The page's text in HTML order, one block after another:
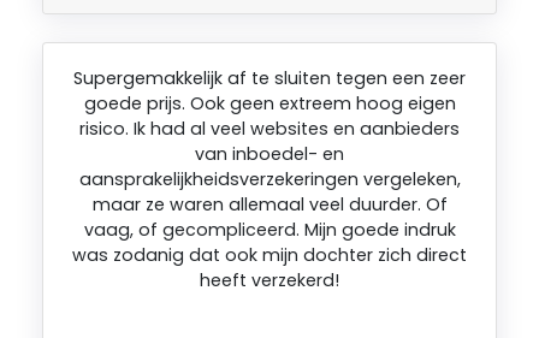
Supergemakkelijk af te sluiten tegen een zeer
goede prijs. Ook geen extreem hoog eigen
risico. Ik had al veel websites en aanbieders
van inboedel- en
aansprakelijkheidsverzekeringen vergeleken,
maar ze waren allemaal veel duurder. Of
vaag, of gecompliceerd. Mijn goede indruk
was zodanig dat ook mijn dochter zich direct
heeft verzekerd!